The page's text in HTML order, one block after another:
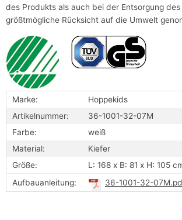
des Produkts als auch bei der Entsorgung
größtmögliche Rücksicht auf die Umwelt
Marke:
Hoppekids
Artikelnummer:
36-1001-32-07M
Farbe:
weiß
Material:
Kiefer
Größe:
L: 168 x B: 81 x H: 105
Aufbauanleitung:
36-1001-32-